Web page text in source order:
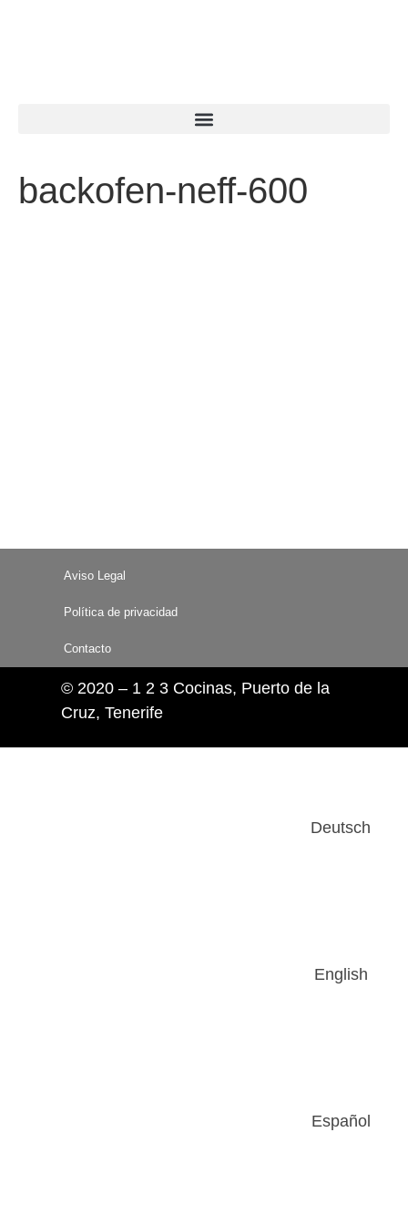
backofen-neff-600
Aviso Legal
Política de privacidad
Contacto
© 2020 – 1 2 3 Cocinas, Puerto de la
Cruz, Tenerife
Deutsch
English
Español